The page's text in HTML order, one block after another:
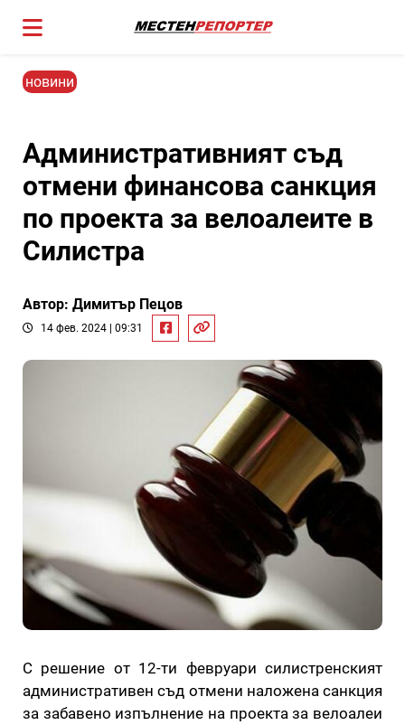
новини
Административният съд
отмени финансова санкция
по проекта за велоалеите в
Силистра
Автор: Димитър Пецов
14 фев. 2024 | 09:31
С решение от 12-ти февруари силистренският
административен съд отмени наложена санкция
за забавено изпълнение на проекта за велоалеи